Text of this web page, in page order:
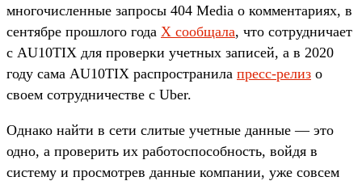
многочисленные запросы 404 Media о комментариях, в
сентябре прошлого года X сообщала, что сотрудничает
с AU10TIX для проверки учетных записей, а в 2020
году сама AU10TIX распространила пресс-релиз о
своем сотрудничестве с Uber.
Однако найти в сети слитые учетные данные — это
одно, а проверить их работоспособность, войдя в
систему и просмотрев данные компании, уже совсем